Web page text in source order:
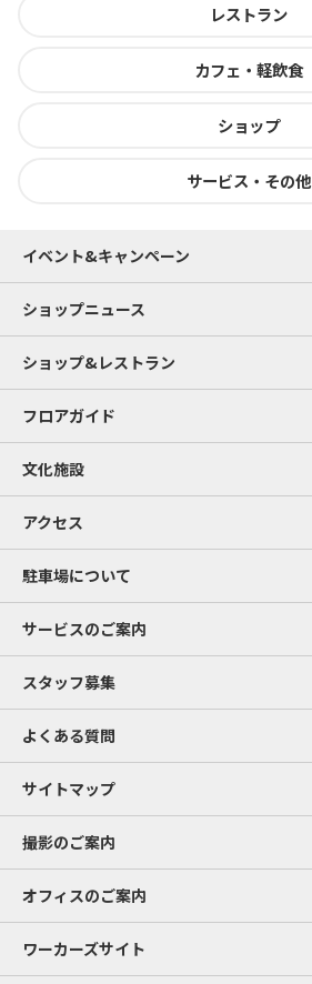
レストラン
カフェ・軽飲食
ショップ
サービス・その他
イベント&キャンペーン
ショップニュース
ショップ&レストラン
フロアガイド
文化施設
アクセス
駐車場について
サービスのご案内
スタッフ募集
よくある質問
サイトマップ
撮影のご案内
オフィスのご案内
ワーカーズサイト